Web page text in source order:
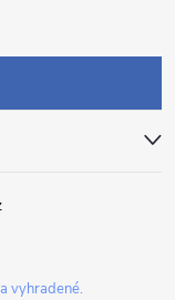
vyhradené.